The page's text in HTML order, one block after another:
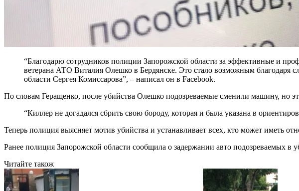
“Благодарю сотрудников полиции Запорожской области за эффективные и
ветерана АТО Виталия Олешко в Бердянске. Это стало возможным благодаря
области Сергея Комиссарова”, – написал он в Facebook.
По словам Геращенко, после убийства Олешко подозреваемые сменили машину, но
“Киллер не догадался сбрить свою бороду, которая и была указана в
Теперь полиция выясняет мотив убийства и устанавливает всех, кто может иметь
Ранее полиция Запорожской области сообщила о задержании авто подозреваемых
Читайте також